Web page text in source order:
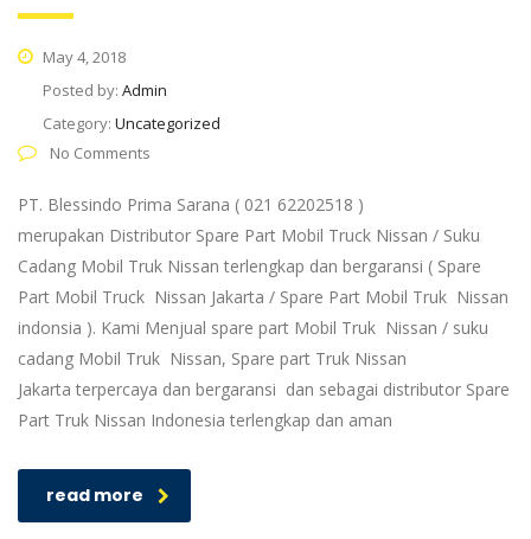
May 4, 2018
Posted by: Admin
Category: Uncategorized
No Comments
PT. Blessindo Prima Sarana ( 021 62202518 )
merupakan Distributor Spare Part Mobil Truck Nissan / Suku
Cadang Mobil Truk Nissan terlengkap dan bergaransi ( Spare
Part Mobil Truck Nissan Jakarta / Spare Part Mobil Truk Nissan
indonsia ). Kami Menjual spare part Mobil Truk Nissan / suku
cadang Mobil Truk Nissan, Spare part Truk Nissan
Jakarta terpercaya dan bergaransi dan sebagai distributor Spare
Part Truk Nissan Indonesia terlengkap dan aman
read more